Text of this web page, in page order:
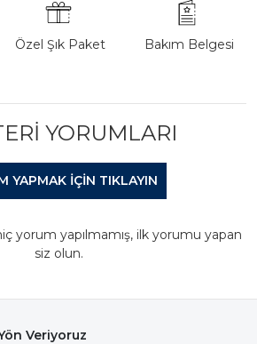
Özel Şık Paket Bakım Belgesi
YORUMLARI
YAPMAK IÇIN TIKLAYIN
yorum yapılmamış, ilk yorumu yapan
siz olun.
Veriyoruz